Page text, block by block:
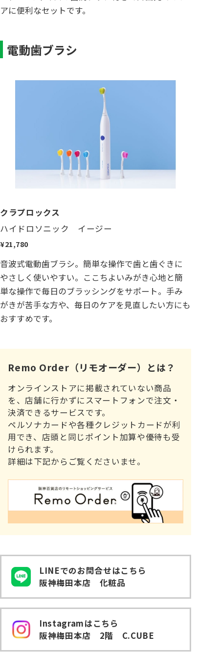
アに便利なセットです。
電動歯ブラシ
クラプロックス
ハイドロソニック イージー
¥21,780
音波式電動歯ブラシ。簡単な操作で歯と歯ぐきに
やさしく使いやすい。ここちよいみがき心地と簡
単な操作で毎日のブラッシングをサポート。手み
がきが苦手な方や、毎日のケアを見直したい方にも
おすすめです。
Remo Order（リモオーダー）とは？
オンラインストアに掲載されていない商品
を、店舗に行かずにスマートフォンで注文・
決済できるサービスです。
ペルソナカードや各種クレジットカードが利
用でき、店頭と同じポイント加算や優待も受
けられます。
詳細は下記からご覧くださいませ。
LINEでのお問合せはこちら
阪神梅田本店 化粧品
Instagramはこちら
阪神梅田本店 2階 C.CUBE